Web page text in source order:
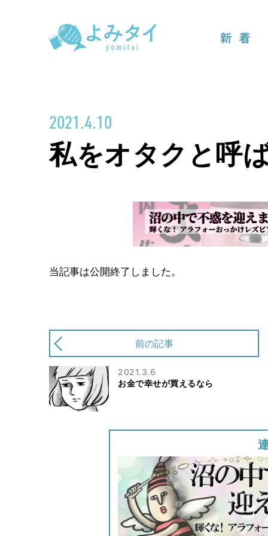
2021.4.10
私をオタクと呼
当記事は公開終了しました。
前の記事
2021.3.6
お金で幸せが買えるなら